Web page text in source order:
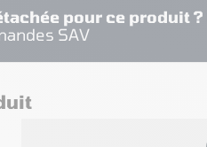
pour ce produit ?
SAV